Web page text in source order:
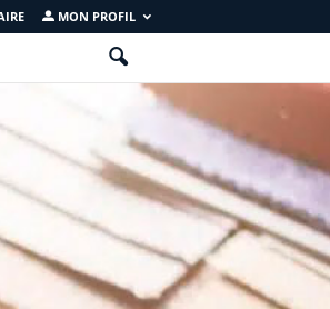
MON PROFIL